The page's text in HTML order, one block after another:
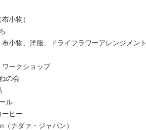
小物）
小物、洋服、ドライフラワーアレンジメント
ークショップ
の会
ル
ーヒー
ナダァ・ジャパン）